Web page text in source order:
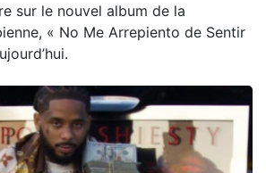
sur le nouvel album de la
« No Me Arrepiento de Sentir